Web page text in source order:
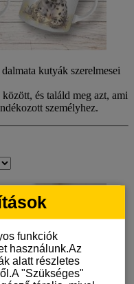
kutyák szerelmesei
és találd meg azt, ami
személyhez.
funkciók
használunk.Az
alatt részletes
"Szükséges"